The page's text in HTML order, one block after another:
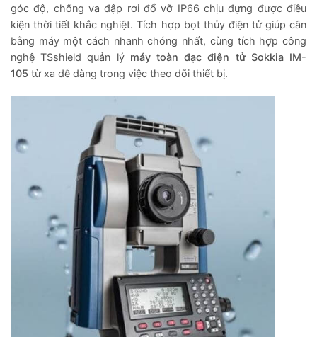
góc độ, chống va đập rơi đổ vỡ IP66 chịu đựng được điều
kiện thời tiết khắc nghiệt. Tích hợp bọt thủy điện tử giúp cân
bằng máy một cách nhanh chóng nhất, cùng tích hợp công
nghệ TSshield quản lý máy toàn đạc điện tử Sokkia IM-
105 từ xa dễ dàng trong việc theo dõi thiết bị.